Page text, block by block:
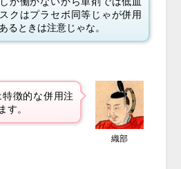
クはプラセボ同等じゃが併用
るときは注意じゃな。
徴的な併用注
す。
織部